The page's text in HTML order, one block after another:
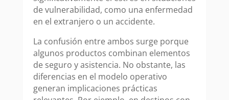
de vulnerabilidad, como una enfermedad
en el extranjero o un accidente.
La confusión entre ambos surge porque
algunos productos combinan elementos
de seguro y asistencia. No obstante, las
diferencias en el modelo operativo
generan implicaciones prácticas